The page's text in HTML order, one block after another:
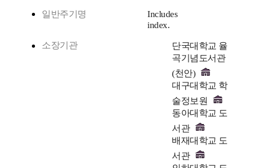
일반주기명
Includes
index.
소장기관
단국대학교 율
곡기념도서관
(천안)
대구대학교 학
술정보원
동아대학교 도
서관
배재대학교 도
서관